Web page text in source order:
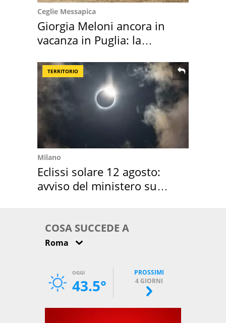
Ceglie Messapica
Giorgia Meloni ancora in
vacanza in Puglia: la
TERRITORIO
Milano
Eclissi solare 12 agosto:
avviso del ministero su